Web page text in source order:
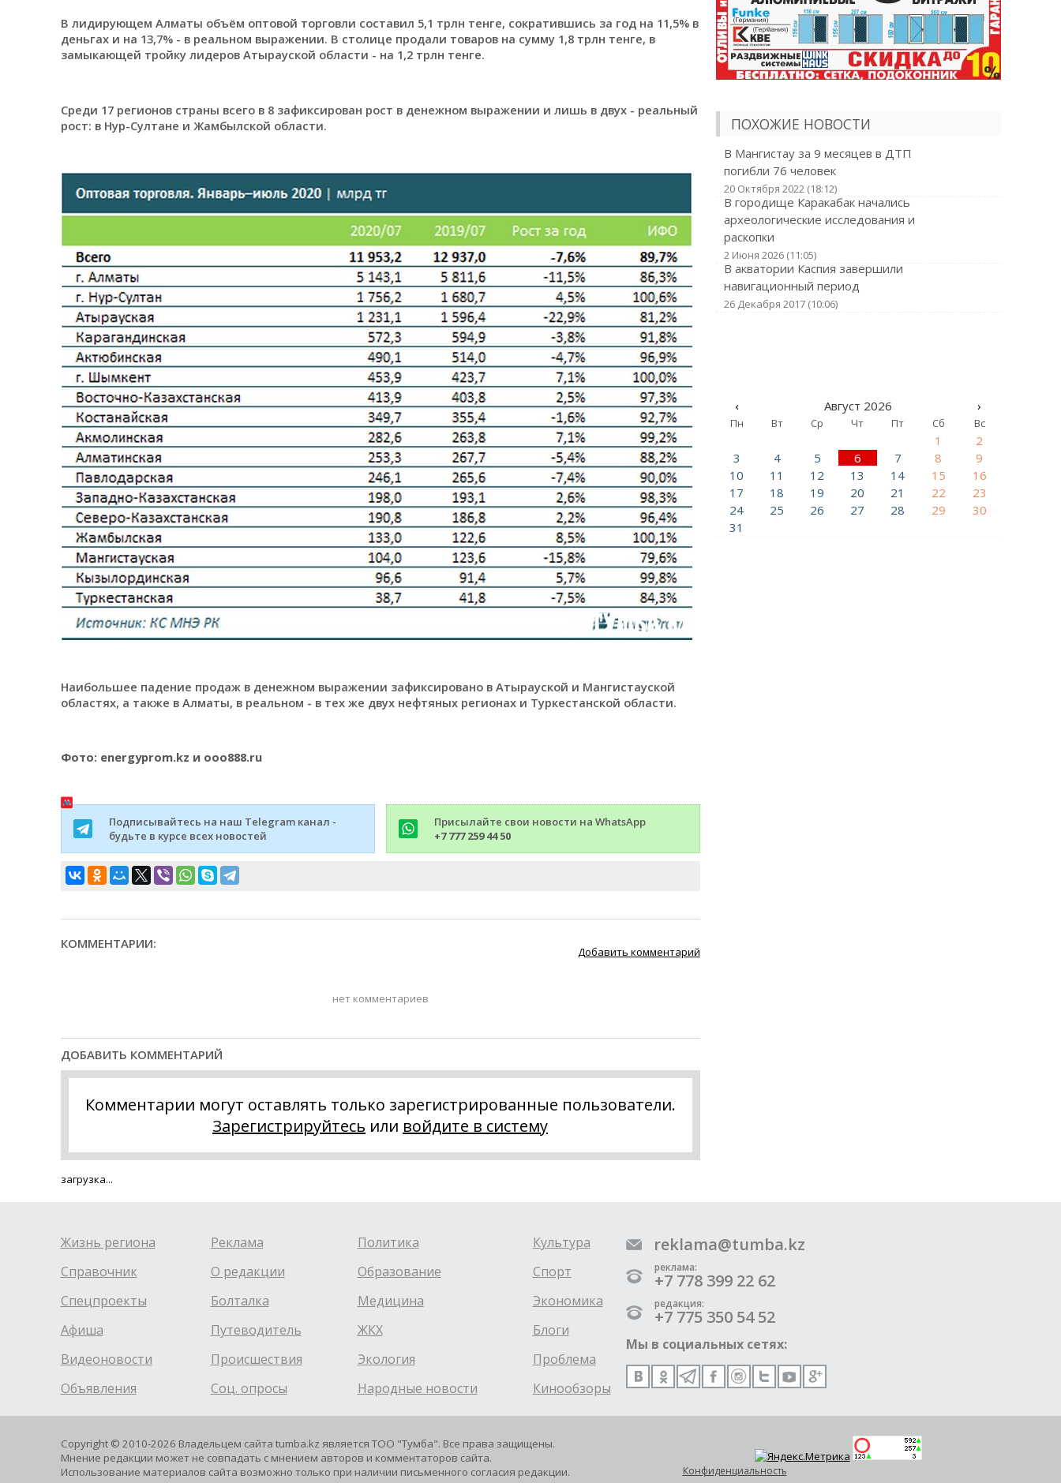
В лидирующем Алматы объём оптовой торговли составил 5,1 трлн тенге, сократившись за год на 11,5% в
деньгах и на 13,7% - в реальном выражении. В столице продали товаров на сумму 1,8 трлн тенге, в
замыкающей тройку лидеров Атырауской области - на 1,2 трлн тенге.
Среди 17 регионов страны всего в 8 зафиксирован рост в денежном выражении и лишь в двух - реальный
рост: в Нур-Султане и Жамбылской области.
Наибольшее падение продаж в денежном выражении зафиксировано в Атырауской и Мангистауской
областях, а также в Алматы, в реальном - в тех же двух нефтяных регионах и Туркестанской области.
Фото: еnergyprom.kz и ooo888.ru
Подписывайтесь на наш Telegram канал -
будьте в курсе всех новостей
Присылайте свои новости на WhatsApp
+7 777 259 44 50
КОММЕНТАРИИ:
Добавить комментарий
нет комментариев
ДОБАВИТЬ КОММЕНТАРИЙ
Комментарии могут оставлять только зарегистрированные пользователи.
Зарегистрируйтесь или войдите в систему
загрузка...
ПОХОЖИЕ НОВОСТИ
В Мангистау за 9 месяцев в ДТП
погибли 76 человек
20 Октября 2022 (18:12)
В городище Каракабак начались
археологические исследования и
раскопки
2 Июня 2026 (11:05)
В акватории Каспия завершили
навигационный период
26 Декабря 2017 (10:06)
‹ Август 2026 ›
Пн Вт Ср Чт Пт Сб Вс
1
2
3
4 5 6 7 8
9
10
11 12 13 14 15
16
17
18 19 20 21 22
23
24
25 26 27 28 29
30
31
Жизнь региона
Справочник
Спецпроекты
Афиша
Видеоновости
Объявления
Реклама
О редакции
Болталка
Путеводитель
Происшествия
Соц. опросы
Политика
Образование
Медицина
ЖКХ
Экология
Народные новости
Культура
Спорт
Экономика
Блоги
Проблема
Кинообзоры
reklama@tumba.kz
реклама:
+7 778 399 22 62
редакция:
+7 775 350 54 52
Мы в социальных сетях:
Copyright © 2010-2026 Владельцем сайта tumba.kz является ТОО "Тумба". Все права защищены.
Мнение редакции может не совпадать с мнением авторов и комментаторов сайта.
Использование материалов сайта возможно только при наличии письменного согласия редакции.
Конфиденциальность